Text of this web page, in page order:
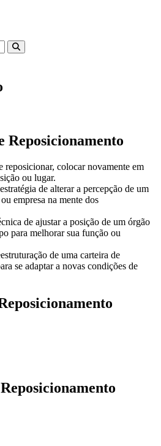
Reposicionamento
reposicionar, colocar novamente em
ou lugar.
de alterar a percepção de um
empresa na mente dos
de ajustar a posição de um órgão
para melhorar sua função ou
de uma carteira de
se adaptar a novas condições de
Reposicionamento